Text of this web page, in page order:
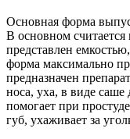
Основная форма
В основном
представлен
форма максимально
предназначен
носа, уха, в виде
помогает при
губ, ухаживает за